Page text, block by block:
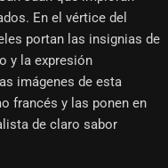
En el vértice del
portan las insignias de
y la expresión
imágenes de esta
francés y las ponen en
de claro sabor